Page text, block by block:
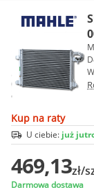
Kup na raty
U ciebie: już
469,13zł/
Darmowa dostawa